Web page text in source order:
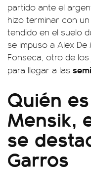
partido ante el
hizo terminar con
tendido en el suelo
se impuso a Alex
Fonseca, otro de
para llegar a las
Quién
Mensik,
se
Garros